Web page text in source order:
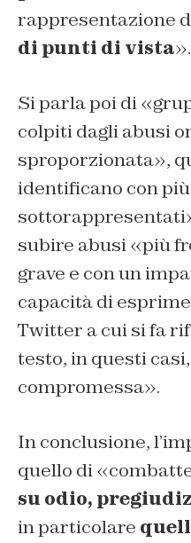
rappresentazione
di punti di vista».
Si parla poi di
colpiti dagli abusi
sproporzionata»,
identificano con
subire abusi «più
grave e con un
capacità di
Twitter a cui si fa
testo, in questi
compromessa».
In conclusione,
quello di
su odio,
in particolare